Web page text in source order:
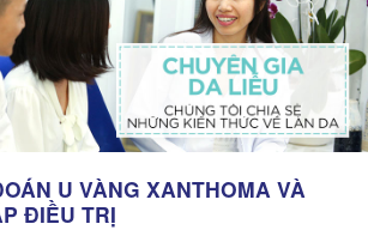
U VÀNG XANTHOMA VÀ
ĐIỀU TRỊ